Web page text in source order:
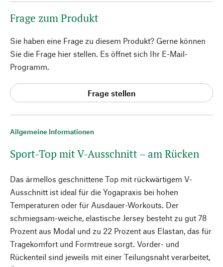
Allgemeine Informationen
Sport-Top mit V-Ausschnitt – am Rücken
Das ärmellos geschnittene Top mit rückwärtigem V-
Ausschnitt ist ideal für die Yogapraxis bei hohen
Temperaturen oder für Ausdauer-Workouts. Der
schmiegsam-weiche, elastische Jersey besteht zu gut 78
Prozent aus Modal und zu 22 Prozent aus Elastan, das für
Tragekomfort und Formtreue sorgt. Vorder- und
Rückenteil sind jeweils mit einer Teilungsnaht verarbeitet,
Frage zum Produkt
Sie haben eine Frage zu diesem Produkt? Gerne können
Sie die Frage hier stellen. Es öffnet sich Ihr E-Mail-
Programm.
Frage stellen